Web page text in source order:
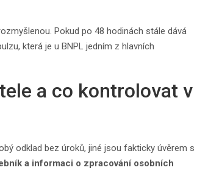
Pokud po 48 hodinách stále dává
která je u BNPL jedním z hlavních
a co kontrolovat v
odklad bez úroků, jiné jsou fakticky úvěrem s
a informaci o zpracování osobních